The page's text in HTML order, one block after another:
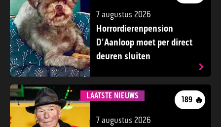
7 augustus 2026
Horrordierenpension
D'Aanloop moet per direct
deuren sluiten
LAATSTE NIEUWS 189 🔥
7 augustus 2026